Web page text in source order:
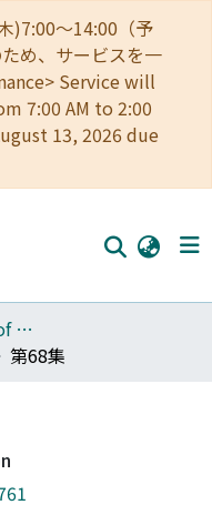
)7:00～14:00（予
め、サービスを一
Service will
7:00 AM to 2:00
13, 2026 due
110_Graduate School of Human and Environmental Studies
第68集